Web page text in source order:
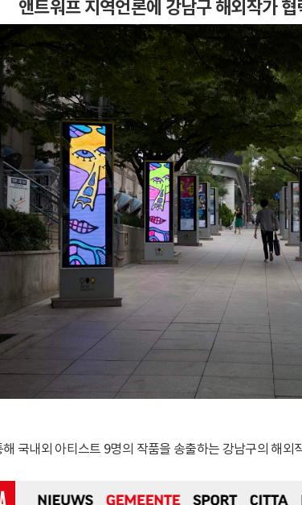
앤트워프 지역언론에 강남구 해외작가
국내외 아티스트 9명의 작품을 송출하는 강남구의 해